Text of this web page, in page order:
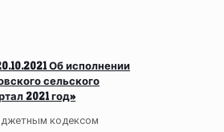
Об исполнении
сельского
2021 год»
кодексом